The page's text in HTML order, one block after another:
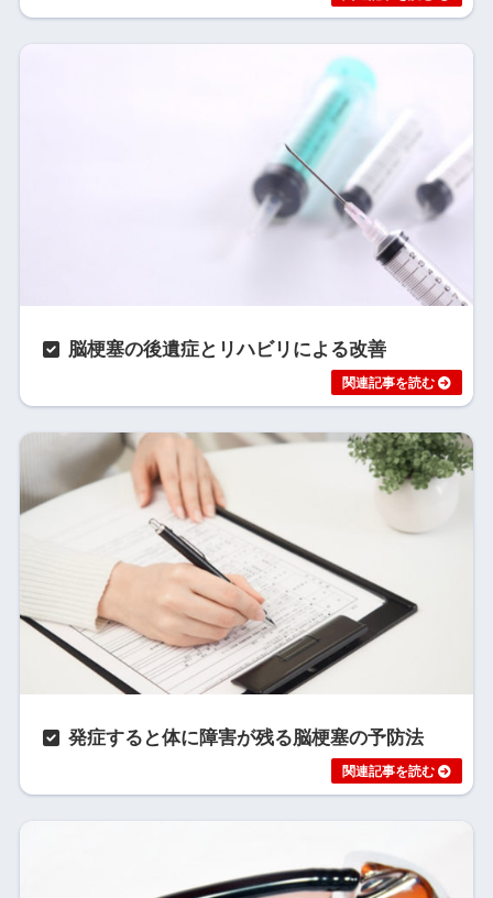
脳梗塞の後遺症とリハビリによる改善
発症すると体に障害が残る脳梗塞の予防法